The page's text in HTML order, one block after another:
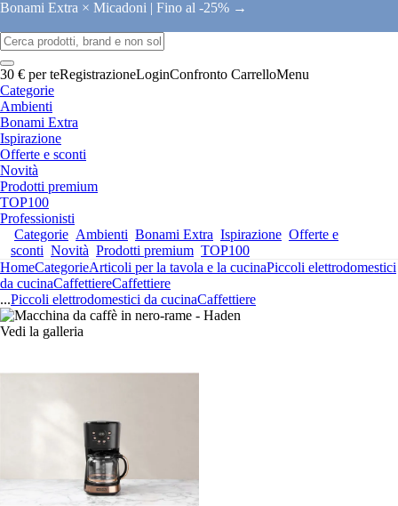
Bonami Extra × Micadoni | Fino al -25% →
30 € per teRegistrazioneLoginConfronto CarrelloMenu
Categorie
Ambienti
Bonami Extra
Ispirazione
Offerte e sconti
Novità
Prodotti premium
TOP100
Professionisti
Categorie Ambienti Bonami Extra Ispirazione Offerte e
sconti Novità Prodotti premium TOP100
HomeCategorieArticoli per la tavola e la cucinaPiccoli elettrodomestici
da cucinaCaffettiereCaffettiere
...Piccoli elettrodomestici da cucinaCaffettiere
Vedi la galleria